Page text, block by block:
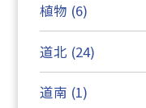
植物 (6)
道北 (24)
道南 (1)